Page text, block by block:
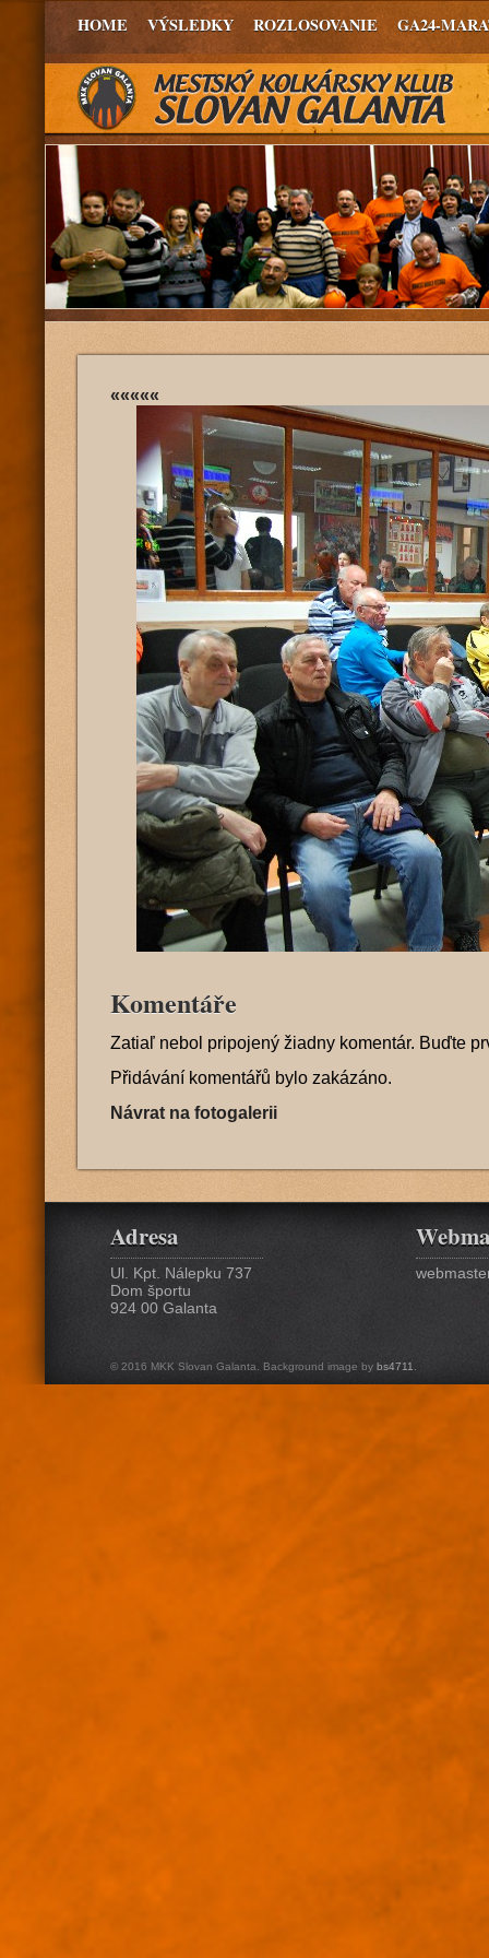
HOME VÝSLEDKY ROZLOSOVANIE GA24-
«««««
Komentáře
Zatiaľ nebol pripojený žiadny komentár. Buďte
Přidávání komentářů bylo zakázáno.
Návrat na fotogalerii
Adresa
Ul. Kpt. Nálepku 737
Dom športu
924 00 Galanta
© 2016 MKK Slovan Galanta. Background image by bs4711